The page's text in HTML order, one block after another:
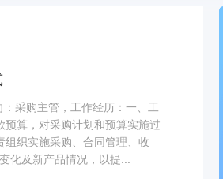
采购主管，工作经历：一、工
算，对采购计划和预算实施过
织实施采购、合同管理、收
化及新产品情况，以提...